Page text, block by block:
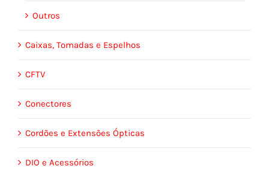
Outros
Caixas, Tomadas e Espelhos
CFTV
Conectores
Cordões e Extensões Ópticas
DIO e Acessórios